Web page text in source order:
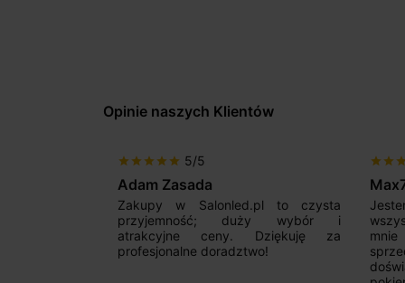
Opinie naszych Klientów
star star star star star 5/5
Max777
Jestem bardzo zadowolony. Przede
wszystkim od początku uderzyło
mnie profesjonalne podejście
sprzedającego. Pan ma duże
star star